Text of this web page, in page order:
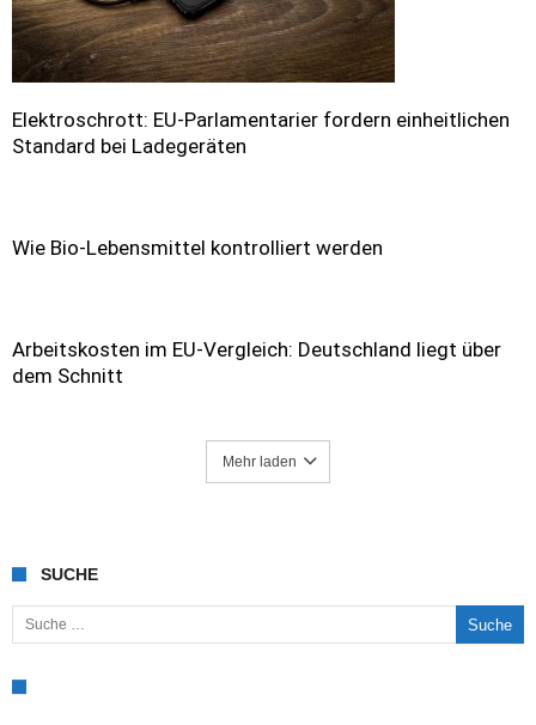
Elektroschrott: EU-Parlamentarier fordern einheitlichen
Standard bei Ladegeräten
Wie Bio-Lebensmittel kontrolliert werden
Arbeitskosten im EU-Vergleich: Deutschland liegt über
dem Schnitt
Mehr laden
SUCHE
Suche nach: